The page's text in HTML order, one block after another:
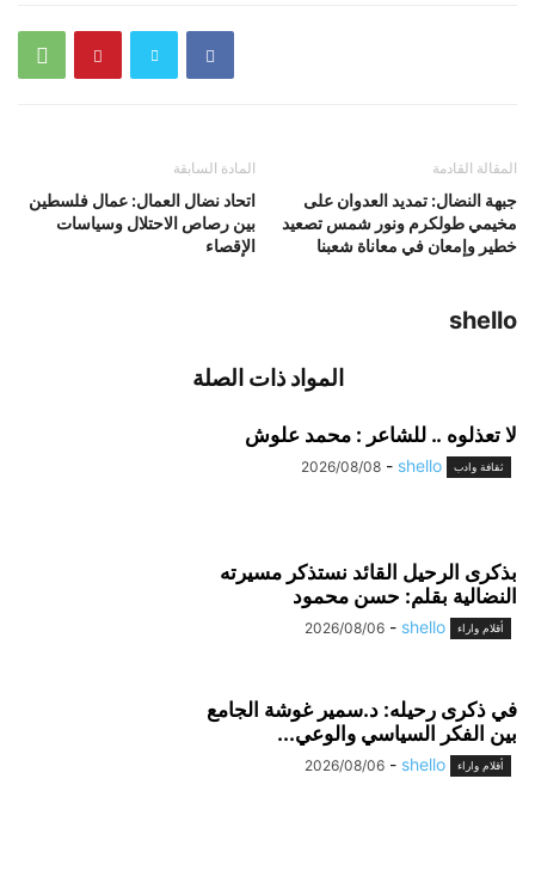
المادة السابقة
اتحاد نضال العمال: عمال فلسطين
بين رصاص الاحتلال وسياسات
الإقصاء
المقالة القادمة
جبهة النضال: تمديد العدوان على
مخيمي طولكرم ونور شمس تصعيد
خطير وإمعان في معاناة شعبنا
shello
المواد ذات الصلة
لا تعذلوه .. للشاعر : محمد علوش
ثقافة وادب shello
-
2026/08/08
بذكرى الرحيل القائد نستذكر مسيرته
النضالية بقلم: حسن محمود
أقلام واراء shello
-
2026/08/06
في ذكرى رحيله: د.سمير غوشة الجامع
بين الفكر السياسي والوعي...
أقلام واراء shello
-
2026/08/06